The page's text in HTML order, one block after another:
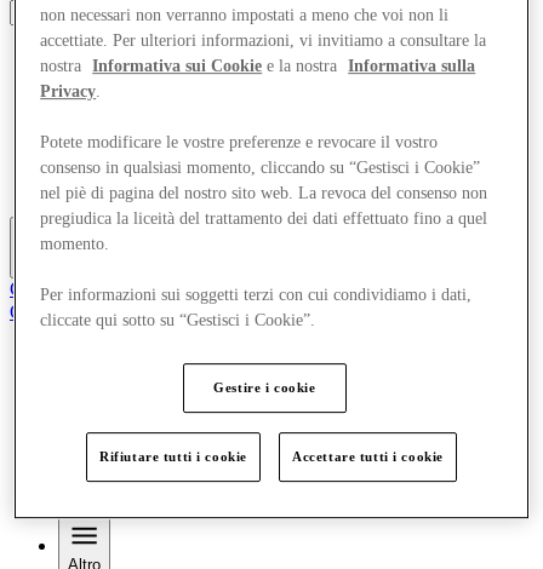
Offerte
Negozi
Pianifica la tua visita
Mangia e Bevi
Gift Card
Servizi
Club
Oggetti salvati
it
Pianifica la tua visita
Cosa c'è
Mangia e Bevi
Gift Card
Altro
non necessari non verranno impostati a meno che voi non li
accettiate. Per ulteriori informazioni, vi invitiamo a consultare la
nostra
Informativa sui Cookie e la nostra
Informativa sulla
Privacy
Potete modificare le vostre preferenze e revocare il vostro
consenso in qualsiasi momento, cliccando su “Gestisci i Cookie”
nel piè di pagina del nostro sito web. La revoca del consenso non
pregiudica la liceità del trattamento dei dati effettuato fino a quel
momento.
Per informazioni sui soggetti terzi con cui condividiamo i dati,
cliccate qui sotto su “Gestisci i Cookie”.
Gestire i cookie
Rifiutare tutti i cookie Accettare tutti i cookie